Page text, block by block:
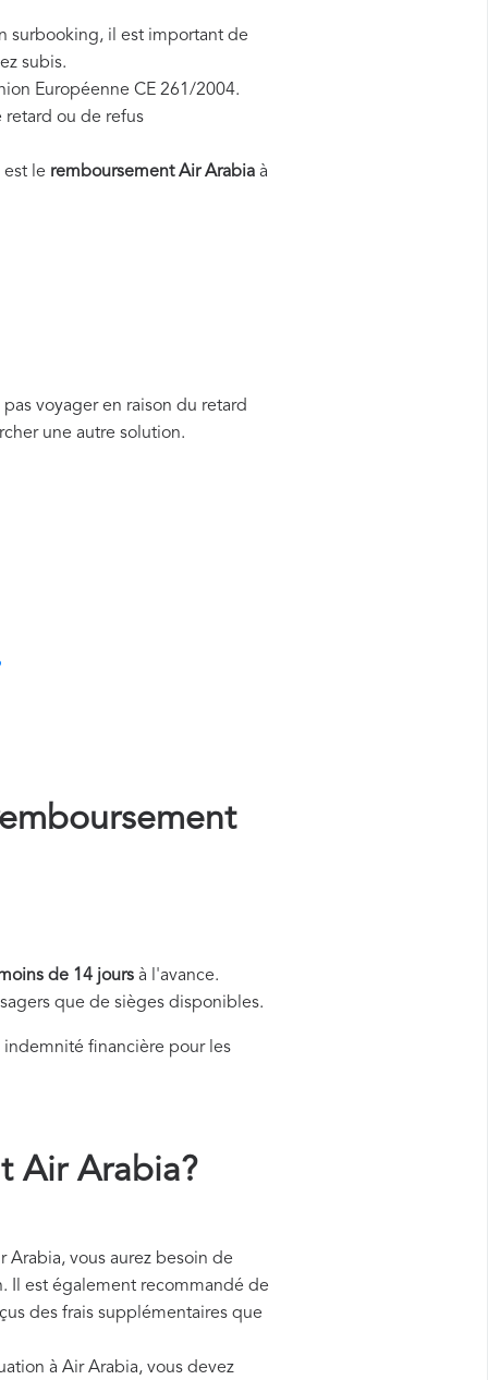
surbooking, il est important de
subis.
Européenne CE 261/2004.
retard ou de refus
le remboursement Air Arabia à
voyager en raison du retard
une autre solution.
de 14 jours à l'avance.
que de sièges disponibles.
financière pour les
Air Arabia?
vous aurez besoin de
Il est également recommandé de
des frais supplémentaires que
à Air Arabia, vous devez